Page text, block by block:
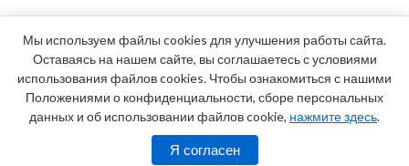
Мы используем файлы cookies для улучшения работы сайта.
Оставаясь на нашем сайте, вы соглашаетесь с условиями
использования файлов cookies. Чтобы ознакомиться с нашими
Положениями о конфиденциальности, сборе персональных
данных и об использовании файлов cookie, нажмите здесь.
Я согласен